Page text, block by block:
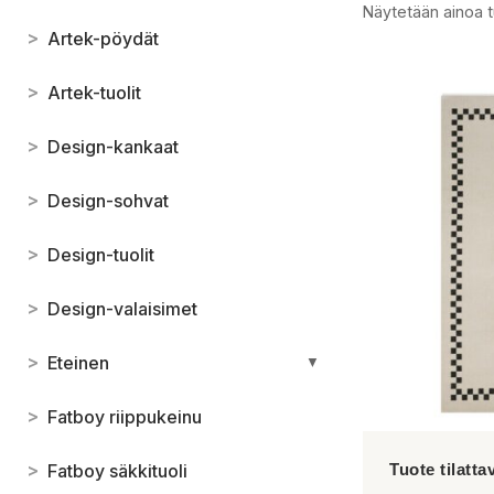
> Artek-pöydät
> Artek-tuolit
> Design-kankaat
> Design-sohvat
> Design-tuolit
> Design-valaisimet
> Eteinen ▼
> Fatboy riippukeinu
> Fatboy säkkituoli
Näytetään ainoa